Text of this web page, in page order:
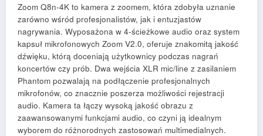
Zoom Q8n-4K to kamera z zoomem, która zdobyła uznanie
zarówno wśród profesjonalistów, jak i entuzjastów
nagrywania. Wyposażona w 4-ścieżkowe audio oraz system
kapsuł mikrofonowych Zoom V2.0, oferuje znakomitą jakość
dźwięku, którą doceniają użytkownicy podczas nagrań
koncertów czy prób. Dwa wejścia XLR mic/line z zasilaniem
Phantom pozwalają na podłączenie profesjonalnych
mikrofonów, co znacznie poszerza możliwości rejestracji
audio. Kamera ta łączy wysoką jakość obrazu z
zaawansowanymi funkcjami audio, co czyni ją idealnym
wyborem do różnorodnych zastosowań multimedialnych.